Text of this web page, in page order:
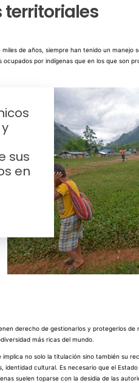
territoriales
de años, siempre han tenido un manejo
por indígenas que en los que son
sus
en
derecho de gestionarlos y protegerlos
más ricas del mundo.
no solo la titulación sino también su
identidad cultural. Es necesario que el
suelen toparse con la desidia de las